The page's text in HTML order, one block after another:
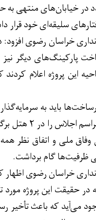
در خیابان‌های منتهی
سلیقه‌ای خود قرار
خراسان رضوی
پارکینگ‌های دیگر
پروژه اعلام کردند
باید به
سالن اجلاس
وفاق ملی و اتفاق نظر
ظرفیت‌ها گام برداشت.
خراسان رضوی
در حقیقت این پروژه
می‌آید که باعث